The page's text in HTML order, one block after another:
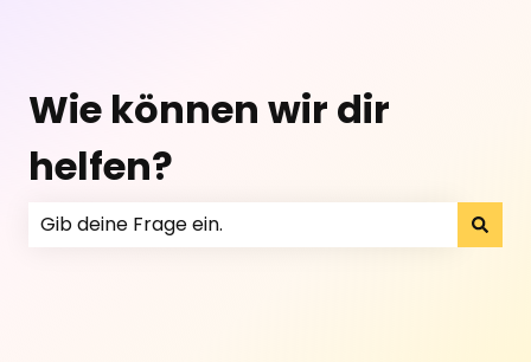
Wie können wir dir
helfen?